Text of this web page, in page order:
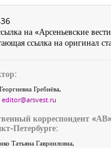
на «Арсеньевские
ссылка на оригинал
Гребнёва,
editor@arsvest.ru
корреспондент «АВ»
Петербурге:
Татьяна Гаврииловна,